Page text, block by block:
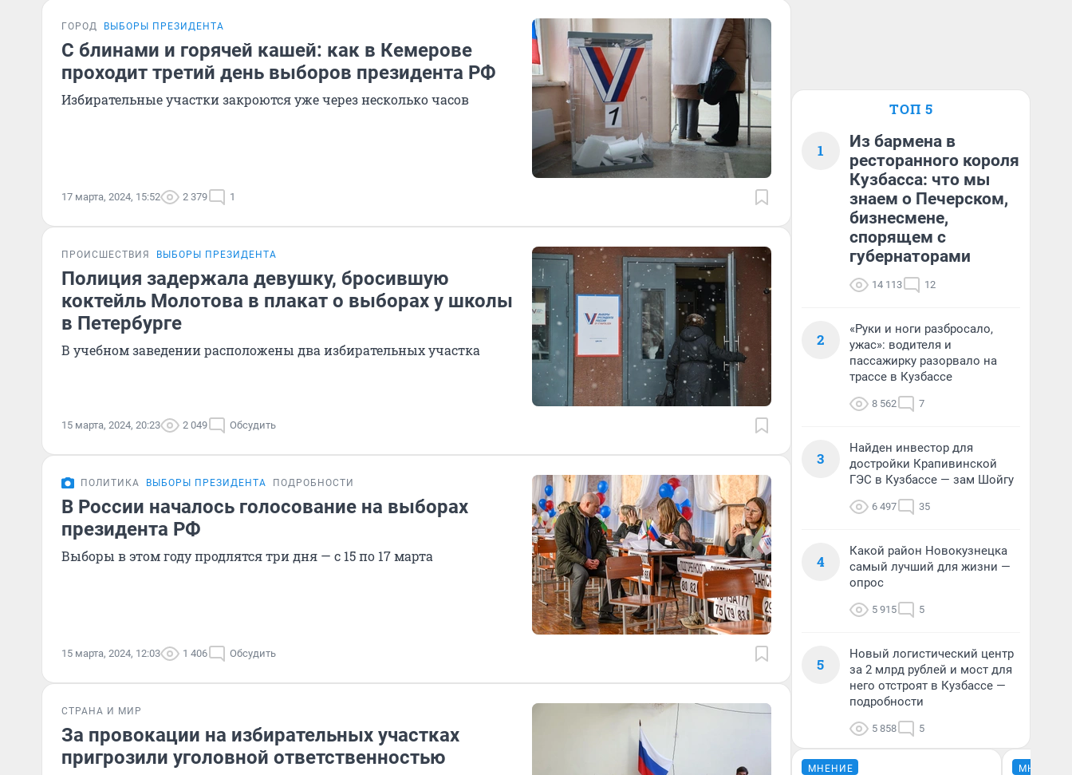
ГОРОД ВЫБОРЫ ПРЕЗИДЕНТА
С блинами и горячей кашей: как в Кемерове
проходит третий день выборов президента РФ
Избирательные участки закроются уже через несколько часов
17 марта, 2024, 15:52 2 379 1
ПРОИСШЕСТВИЯ ВЫБОРЫ ПРЕЗИДЕНТА
Полиция задержала девушку, бросившую
коктейль Молотова в плакат о выборах у школы
в Петербурге
В учебном заведении расположены два избирательных участка
15 марта, 2024, 20:23 2 049 Обсудить
ПОЛИТИКА ВЫБОРЫ ПРЕЗИДЕНТА ПОДРОБНОСТИ
В России началось голосование на выборах
президента РФ
Выборы в этом году продлятся три дня — с 15 по 17 марта
15 марта, 2024, 12:03 1 406 Обсудить
СТРАНА И МИР
За провокации на избирательных участках
пригрозили уголовной ответственностью
ТОП 5
1
Из бармена в
ресторанного короля
Кузбасса: что мы
знаем о Печерском,
бизнесмене,
спорящем с
губернаторами
14 113 12
2
«Руки и ноги разбросало,
ужас»: водителя и
пассажирку разорвало на
трассе в Кузбассе
8 562 7
3
Найден инвестор для
достройки Крапивинской
ГЭС в Кузбассе — зам Шойгу
6 497 35
4
Какой район Новокузнецка
самый лучший для жизни —
опрос
5 915 5
5
Новый логистический центр
за 2 млрд рублей и мост для
него отстроят в Кузбассе —
подробности
5 858 5
МНЕНИЕ МНЕНИЕ